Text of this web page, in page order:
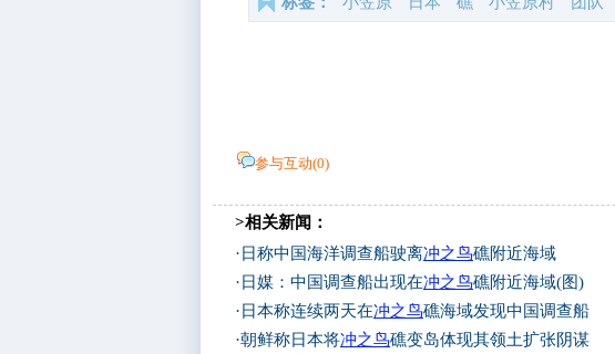
参与互动(0)
>相关新闻：
· 日称中国海洋调查船驶离冲之鸟礁附近海域
· 日媒：中国调查船出现在冲之鸟礁附近海域(图)
· 日本称连续两天在冲之鸟礁海域发现中国调查船
·朝鲜称日本将冲之鸟礁变岛体现其领土扩张阴谋